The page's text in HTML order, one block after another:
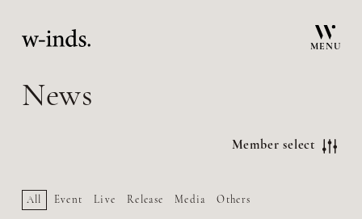
MENU
News
Member select
All Event Live Release Media Others